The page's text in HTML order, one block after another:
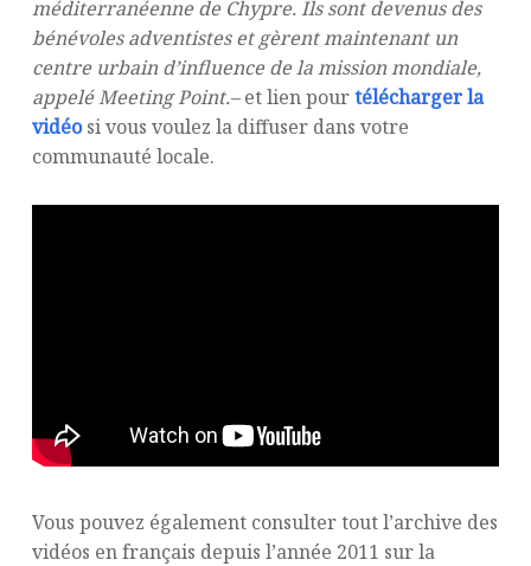
méditerranéenne de Chypre. Ils sont devenus des
bénévoles adventistes et gèrent maintenant un
centre urbain d’influence de la mission mondiale,
appelé Meeting Point.–et lien pourtélécharger la
vidéosi vous voulez la diffuser dans votre
communauté locale.
Vous pouvez également consulter tout l’archive des
vidéos en français depuis l’année 2011 sur la